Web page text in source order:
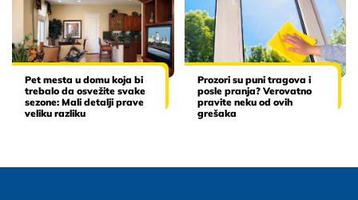
Pet mesta u domu koja bi
trebalo da osvežite svake
sezone: Mali detalji prave
veliku razliku
Prozori su puni tragova i
posle pranja? Verovatno
pravite neku od ovih
grešaka